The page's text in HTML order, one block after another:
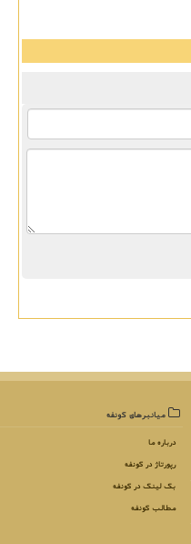
میانبرهای كونفه
درباره ما
رپورتاژ در كونفه
بک لینک در كونفه
مطالب كونفه